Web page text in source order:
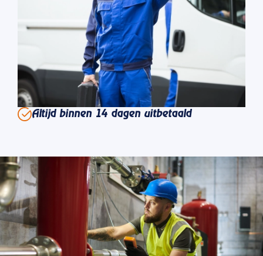
Altijd binnen 14 dagen uitbetaald